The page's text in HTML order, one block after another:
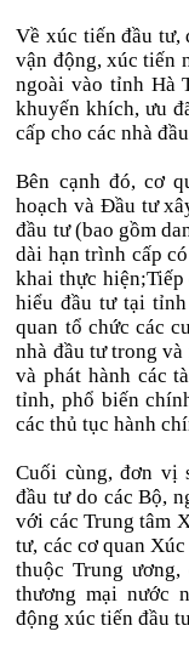
Về xúc tiến đầu
vận động, xúc tiến
ngoài vào tỉnh Hà
khuyến khích, ưu
cấp cho các nhà
Bên cạnh đó, cơ
hoạch và Đầu tư
đầu tư (bao gồm
dài hạn trình cấp
khai thực hiện;Tiếp
hiểu đầu tư tại
quan tổ chức các
nhà đầu tư trong
và phát hành các
tỉnh, phổ biến
các thủ tục hành
Cuối cùng, đơn vị
đầu tư do các Bộ,
với các Trung tâm
tư, các cơ quan
thuộc Trung
thương mại nước
động xúc tiến đầu